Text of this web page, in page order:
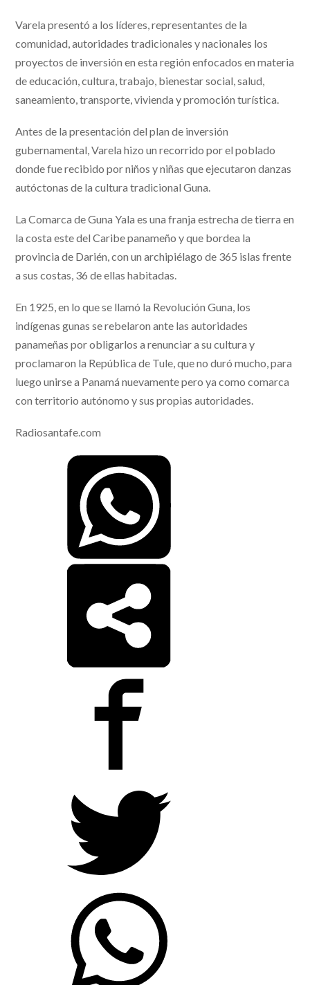
Varela presentó a los líderes, representantes de la
comunidad, autoridades tradicionales y nacionales los
proyectos de inversión en esta región enfocados en materia
de educación, cultura, trabajo, bienestar social, salud,
saneamiento, transporte, vivienda y promoción turística.
Antes de la presentación del plan de inversión
gubernamental, Varela hizo un recorrido por el poblado
donde fue recibido por niños y niñas que ejecutaron danzas
autóctonas de la cultura tradicional Guna.
La Comarca de Guna Yala es una franja estrecha de tierra en
la costa este del Caribe panameño y que bordea la
provincia de Darién, con un archipiélago de 365 islas frente
a sus costas, 36 de ellas habitadas.
En 1925, en lo que se llamó la Revolución Guna, los
indígenas gunas se rebelaron ante las autoridades
panameñas por obligarlos a renunciar a su cultura y
proclamaron la República de Tule, que no duró mucho, para
luego unirse a Panamá nuevamente pero ya como comarca
con territorio autónomo y sus propias autoridades.
Radiosantafe.com